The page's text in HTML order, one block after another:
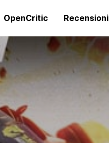
OpenCritic Recensioni